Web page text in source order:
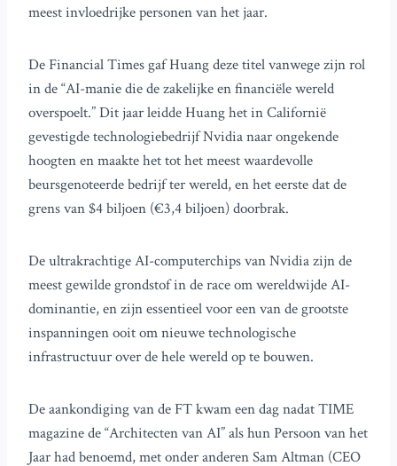
meest invloedrijke personen van het jaar.
De Financial Times gaf Huang deze titel vanwege zijn rol
in de “AI-manie die de zakelijke en financiële wereld
overspoelt.” Dit jaar leidde Huang het in Californië
gevestigde technologiebedrijf Nvidia naar ongekende
hoogten en maakte het tot het meest waardevolle
beursgenoteerde bedrijf ter wereld, en het eerste dat de
grens van $4 biljoen (€3,4 biljoen) doorbrak.
De ultrakrachtige AI-computerchips van Nvidia zijn de
meest gewilde grondstof in de race om wereldwijde AI-
dominantie, en zijn essentieel voor een van de grootste
inspanningen ooit om nieuwe technologische
infrastructuur over de hele wereld op te bouwen.
De aankondiging van de FT kwam een dag nadat TIME
magazine de “Architecten van AI” als hun Persoon van het
Jaar had benoemd, met onder anderen Sam Altman (CEO